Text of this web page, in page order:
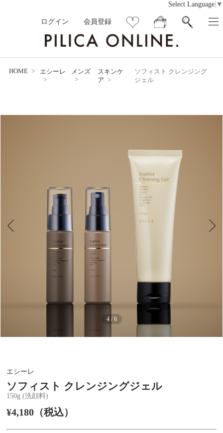
Select Language ▼
ログイン 会員登録
HOME エシーレ メンズ
スキンケ
ア
ソフィスト クレンジング
ジェル
4 / 6
エシーレ
ソフィスト クレンジングジェル
150g (洗顔料)
¥4,180（税込）